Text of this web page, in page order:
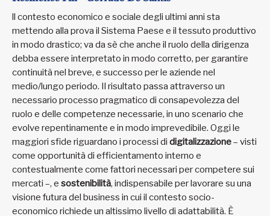
ll contesto economico e sociale degli ultimi anni sta
mettendo alla prova il Sistema Paese e il tessuto produttivo
in modo drastico; va da sè che anche il ruolo della dirigenza
debba essere interpretato in modo corretto, per garantire
continuità nel breve, e successo per le aziende nel
medio/lungo periodo. Il risultato passa attraverso un
necessario processo pragmatico di consapevolezza del
ruolo e delle competenze necessarie, in uno scenario che
evolve repentinamente e in modo imprevedibile. Oggi le
maggiori sfide riguardano i processi di digitalizzazione– visti
come opportunità di efficientamento interno e
contestualmente come fattori necessari per competere sui
mercati –, e sostenibilità, indispensabile per lavorare su una
visione futura del business in cui il contesto socio-
economico richiede un altissimo livello di adattabilità. È